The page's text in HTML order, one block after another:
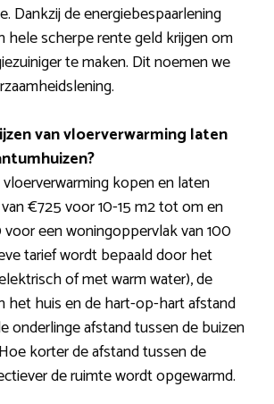
Dankzij de energiebespaarlening
hele scherpe rente geld krijgen om
te maken. Dit noemen we
van vloerverwarming laten
kopen en laten
€725 voor 10-15 m2 tot om en
een woningoppervlak van 100
tarief wordt bepaald door het
of met warm water), de
het huis en de hart-op-hart afstand
onderlinge afstand tussen de buizen
korter de afstand tussen de
de ruimte wordt opgewarmd.